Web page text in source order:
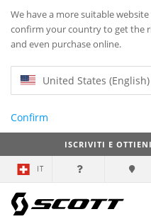
We have a more suitable
confirm your country to get the
and even purchase online.
United States (English)
Confirm
ISCRIVITI E
IT